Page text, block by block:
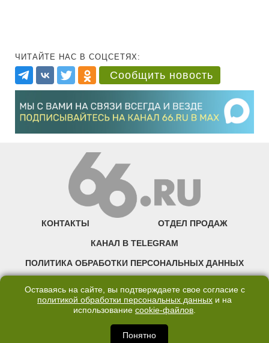
ЧИТАЙТЕ НАС В СОЦСЕТЯХ:
Сообщить новость
КОНТАКТЫ ОТДЕЛ ПРОДАЖ
КАНАЛ В TELEGRAM
ПОЛИТИКА ОБРАБОТКИ ПЕРСОНАЛЬНЫХ ДАННЫХ
©2007—2025 66.RU. Воспроизведение, сообщение, доведение до всеобщего
правообладателя запрещено. Сетевое издание «Современный портал
Екатеринбурга — «66.ru» (18+) зарегистрировано Федеральной службой по
Оставаясь на сайте, вы подтверждаете свое согласие с
политикой обработки персональных данных и на
использование cookie-файлов.
Понятно